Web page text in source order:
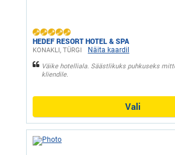
HEDEF RESORT HOTEL & SPA
KONAKLI, ТÜRGI Näita kaardil
Väike hotelliala. Säästlikuks puhkuseks
kliendile.
Vali